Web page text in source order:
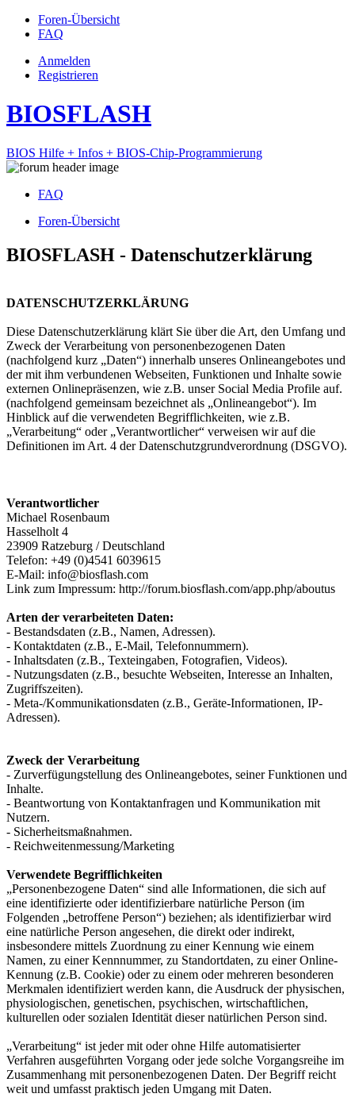
Foren-Übersicht
FAQ
Anmelden
Registrieren
BIOSFLASH
BIOS Hilfe + Infos + BIOS-Chip-Programmierung
FAQ
Foren-Übersicht
BIOSFLASH - Datenschutzerklärung
DATENSCHUTZERKLÄRUNG
Diese Datenschutzerklärung klärt Sie über die Art, den Umfang und
Zweck der Verarbeitung von personenbezogenen Daten
(nachfolgend kurz „Daten“) innerhalb unseres Onlineangebotes und
der mit ihm verbundenen Webseiten, Funktionen und Inhalte sowie
externen Onlinepräsenzen, wie z.B. unser Social Media Profile auf.
(nachfolgend gemeinsam bezeichnet als „Onlineangebot“). Im
Hinblick auf die verwendeten Begrifflichkeiten, wie z.B.
„Verarbeitung“ oder „Verantwortlicher“ verweisen wir auf die
Definitionen im Art. 4 der Datenschutzgrundverordnung (DSGVO).
Verantwortlicher
Michael Rosenbaum
Hasselholt 4
23909 Ratzeburg / Deutschland
Telefon: +49 (0)4541 6039615
E-Mail: info@biosflash.com
Link zum Impressum: http://forum.biosflash.com/app.php/aboutus
Arten der verarbeiteten Daten:
- Bestandsdaten (z.B., Namen, Adressen).
- Kontaktdaten (z.B., E-Mail, Telefonnummern).
- Inhaltsdaten (z.B., Texteingaben, Fotografien, Videos).
- Nutzungsdaten (z.B., besuchte Webseiten, Interesse an Inhalten,
Zugriffszeiten).
- Meta-/Kommunikationsdaten (z.B., Geräte-Informationen, IP-
Adressen).
Zweck der Verarbeitung
- Zurverfügungstellung des Onlineangebotes, seiner Funktionen und
Inhalte.
- Beantwortung von Kontaktanfragen und Kommunikation mit
Nutzern.
- Sicherheitsmaßnahmen.
- Reichweitenmessung/Marketing
Verwendete Begrifflichkeiten
„Personenbezogene Daten“ sind alle Informationen, die sich auf
eine identifizierte oder identifizierbare natürliche Person (im
Folgenden „betroffene Person“) beziehen; als identifizierbar wird
eine natürliche Person angesehen, die direkt oder indirekt,
insbesondere mittels Zuordnung zu einer Kennung wie einem
Namen, zu einer Kennnummer, zu Standortdaten, zu einer Online-
Kennung (z.B. Cookie) oder zu einem oder mehreren besonderen
Merkmalen identifiziert werden kann, die Ausdruck der physischen,
physiologischen, genetischen, psychischen, wirtschaftlichen,
kulturellen oder sozialen Identität dieser natürlichen Person sind.
„Verarbeitung“ ist jeder mit oder ohne Hilfe automatisierter
Verfahren ausgeführten Vorgang oder jede solche Vorgangsreihe im
Zusammenhang mit personenbezogenen Daten. Der Begriff reicht
weit und umfasst praktisch jeden Umgang mit Daten.